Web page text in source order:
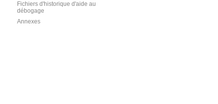
Fichiers d'historique d'aide au
débogage
Annexes